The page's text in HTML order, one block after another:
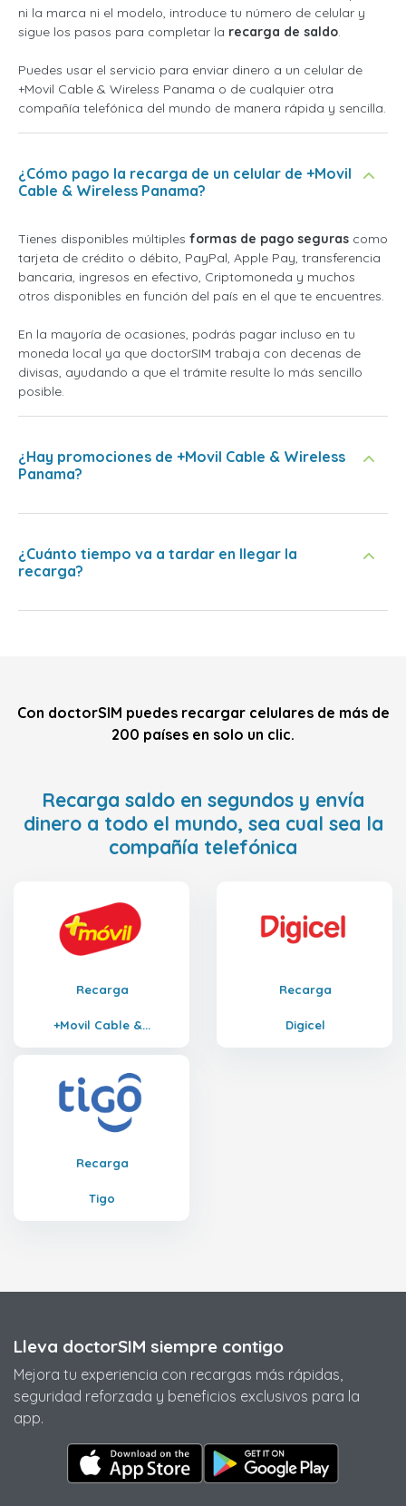
ni la marca ni el modelo, introduce tu número de celular y
sigue los pasos para completar la recarga de saldo.
Puedes usar el servicio para enviar dinero a un celular de
+Movil Cable & Wireless Panama o de cualquier otra
compañía telefónica del mundo de manera rápida y sencilla.
¿Cómo pago la recarga de un celular de +Movil
Cable & Wireless Panama?
Tienes disponibles múltiples formas de pago seguras como
tarjeta de crédito o débito, PayPal, Apple Pay, transferencia
bancaria, ingresos en efectivo, Criptomoneda y muchos
otros disponibles en función del país en el que te encuentres.
En la mayoría de ocasiones, podrás pagar incluso en tu
moneda local ya que doctorSIM trabaja con decenas de
divisas, ayudando a que el trámite resulte lo más sencillo
posible.
¿Hay promociones de +Movil Cable & Wireless
Panama?
¿Cuánto tiempo va a tardar en llegar la
recarga?
Con doctorSIM puedes recargar celulares de más de
200 países en solo un clic.
Recarga saldo en segundos y envía
dinero a todo el mundo, sea cual sea la
compañía telefónica
Recarga
+Movil Cable &...
Recarga
Digicel
Recarga
Tigo
Lleva doctorSIM siempre contigo
Mejora tu experiencia con recargas más rápidas,
seguridad reforzada y beneficios exclusivos para la
app.